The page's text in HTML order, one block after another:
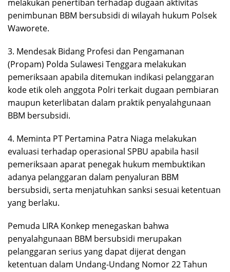
melakukan penertiban terhadap dugaan aktivitas
penimbunan BBM bersubsidi di wilayah hukum Polsek
Waworete.
3. Mendesak Bidang Profesi dan Pengamanan
(Propam) Polda Sulawesi Tenggara melakukan
pemeriksaan apabila ditemukan indikasi pelanggaran
kode etik oleh anggota Polri terkait dugaan pembiaran
maupun keterlibatan dalam praktik penyalahgunaan
BBM bersubsidi.
‎4. Meminta PT Pertamina Patra Niaga melakukan
evaluasi terhadap operasional SPBU apabila hasil
pemeriksaan aparat penegak hukum membuktikan
adanya pelanggaran dalam penyaluran BBM
bersubsidi, serta menjatuhkan sanksi sesuai ketentuan
yang berlaku.
Pemuda LIRA Konkep menegaskan bahwa
penyalahgunaan BBM bersubsidi merupakan
pelanggaran serius yang dapat dijerat dengan
ketentuan dalam Undang-Undang Nomor 22 Tahun